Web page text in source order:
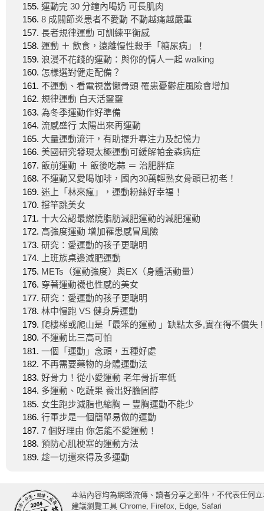
運動完 30 分鐘內喝奶 可長肌肉
8 成關節炎患者不愛動 不動越痛越嚴重
長者規律運動 可訓練平衡感
運動 ＋ 飲食，遠離慢性殺手「糖尿病」！
浪漫不花錢的運動：與你的情人一起 walking
怎樣選對健走配備？
不運動、看電視當懶骨頭 罹患憂鬱症風險會增加
規律運動 白天活靈靈
為冬季運動作好準備
流感盛行 太陽出來再運動
大量運動流汗，有助提升專注力及記憶力
美國研究發現太極運動可緩解帕金森病症
飯前運動 ＋ 飯後吃蒜 ＝ 治肥胖症
不運動又愛喝咖啡，國內30萬輕熟女骨頭已初老！
迷上「林來瘋」，運動粉絲好幸福！
撐竿跳美女
十大公認最燃燒脂肪減肥運動的減肥運動
高強度運動 增加罹患感冒風險
研究：愛運動的孩子更聰明
上班族桌邊減肥運動
METs（運動強度）與EX（身體活動量）
穿著運動襪也性感的美女
研究：愛運動的孩子更聰明
林中慢跑 VS 健身房運動
爬樓梯或爬山是「最笨的運動 」缺點太多,實在得不償失 !
不運動比三高可怕
一個「運動」念頭，五種好處
不再需要藥物的身體運動法
好骨力！從小愛運動 老年骨折率低
多運動、吃蔬果 養出好膽固醇
女生跑步減脂也縮胸 ─ 豐胸運動不能少
行軍步是一個簡單易做的運動
7 個好理由 你怎能不愛運動！
預防心肌梗塞的運動方法
趁一切還來得及多運動
本站內容均為網路流傳、讀者分享之郵件，不代表任何
建議瀏覽工具 Chrome, Firefox, Edge, Safari